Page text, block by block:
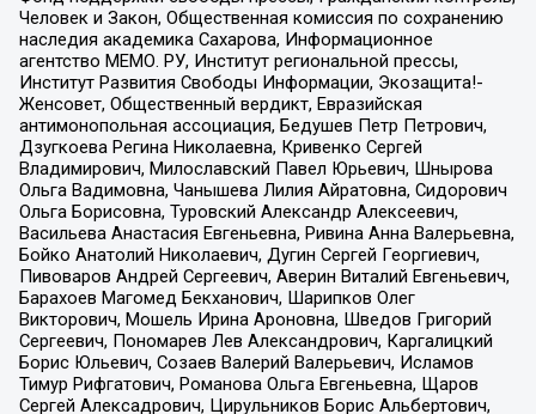
Человек и Закон, Общественная комиссия по сохранению
наследия академика Сахарова, Информационное
агентство МЕМО. РУ, Институт региональной прессы,
Институт Развития Свободы Информации, Экозащита!-
Женсовет, Общественный вердикт, Евразийская
антимонопольная ассоциация, Бедушев Петр Петрович,
Дзугкоева Регина Николаевна, Кривенко Сергей
Владимирович, Милославский Павел Юрьевич, Шнырова
Ольга Вадимовна, Чанышева Лилия Айратовна, Сидорович
Ольга Борисовна, Туровский Александр Алексеевич,
Васильева Анастасия Евгеньевна, Ривина Анна Валерьевна,
Бойко Анатолий Николаевич, Дугин Сергей Георгиевич,
Пивоваров Андрей Сергеевич, Аверин Виталий Евгеньевич,
Барахоев Магомед Бекханович, Шарипков Олег
Викторович, Мошель Ирина Ароновна, Шведов Григорий
Сергеевич, Пономарев Лев Александрович, Каргалицкий
Борис Юльевич, Созаев Валерий Валерьевич, Исламов
Тимур Рифгатович, Романова Ольга Евгеньевна, Щаров
Сергей Алексадрович, Цирульников Борис Альбертович,